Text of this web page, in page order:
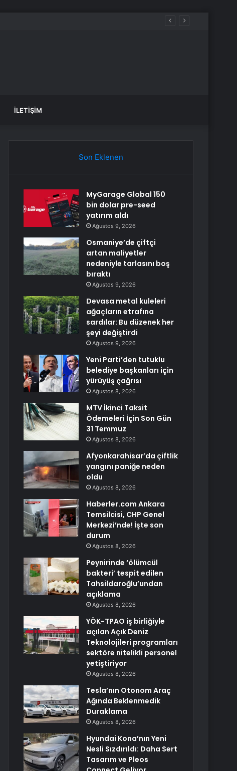
İLETIŞIM
Son Eklenen
MyGarage Global 150
bin dolar pre-seed
yatırım aldı
Ağustos 9, 2026
Osmaniye’de çiftçi
artan maliyetler
nedeniyle tarlasını boş
bıraktı
Ağustos 9, 2026
Devasa metal kuleleri
ağaçların etrafına
sardılar: Bu düzenek her
şeyi değiştirdi
Ağustos 9, 2026
Yeni Parti’den tutuklu
belediye başkanları için
yürüyüş çağrısı
Ağustos 8, 2026
MTV İkinci Taksit
Ödemeleri İçin Son Gün
31 Temmuz
Ağustos 8, 2026
Afyonkarahisar’da çiftlik
yangını paniğe neden
oldu
Ağustos 8, 2026
Haberler.com Ankara
Temsilcisi, CHP Genel
Merkezi’nde! İşte son
durum
Ağustos 8, 2026
Peynirinde ‘ölümcül
bakteri’ tespit edilen
Tahsildaroğlu’undan
açıklama
Ağustos 8, 2026
YÖK-TPAO iş birliğiyle
açılan Açık Deniz
Teknolojileri programları
sektöre nitelikli personel
yetiştiriyor
Ağustos 8, 2026
Tesla’nın Otonom Araç
Ağında Beklenmedik
Duraklama
Ağustos 8, 2026
Hyundai Kona’nın Yeni
Nesli Sızdırıldı: Daha Sert
Tasarım ve Pleos